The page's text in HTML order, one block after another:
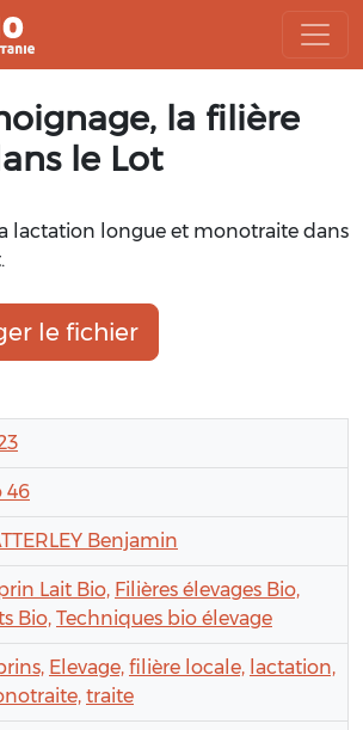
la filière
le Lot
lactation longue et monotraite dans
le fichier
46
Benjamin
Lait Bio, Filières élevages Bio,
Bio, Techniques bio élevage
Elevage, filière locale, lactation,
traite